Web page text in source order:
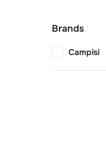
Brands
Campisi